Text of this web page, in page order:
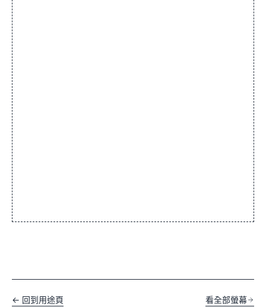
← 回到用途頁 看全部螢幕